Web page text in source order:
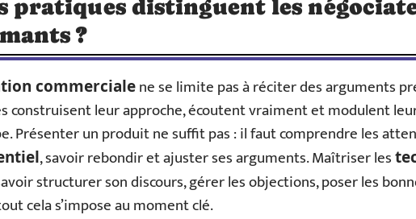
pratiques distinguent les
?
commercialene se limite pas à réciter des arguments
construisent leur approche, écoutent vraiment et modulent
Présenter un produit ne suffit pas : il faut comprendre les
, savoir rebondir et ajuster ses arguments. Maîtriser les
structurer son discours, gérer les objections, poser les
cela s’impose au moment clé.